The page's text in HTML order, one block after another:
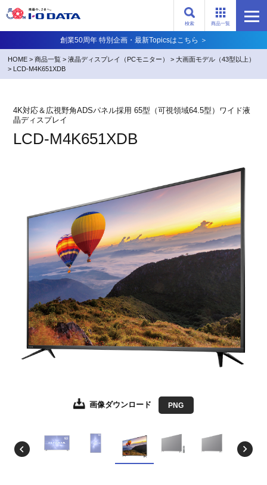
検索 商品一覧
創業50周年 特別企画・最新Topicsはこちら ＞
HOME >商品一覧 >液晶ディスプレイ（PCモニター） >大画面モデル（43型以上）
> LCD-M4K651XDB
4K対応＆広視野角ADSパネル採用 65型（可視領域64.5型）ワイド液
晶ディスプレイ
LCD-M4K651XDB
画像ダウンロード PNG
画像ダウンロード JPEG EPS形式
画像ダウンロード JPEG EPS形式
画像ダウンロード JPEG EPS形式
画像ダウンロード JPEG EPS形式
画像ダウンロード JPEG EPS形式
画像ダウンロード JPEG EPS形式
画像ダウンロード JPEG EPS形式